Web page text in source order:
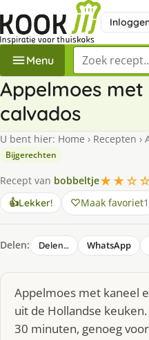
Menu Zoek een recept
Appelmoes
calvados
U bent hier: Home › Recepten ›
Bijgerechten
Recept van bobbeltje
👍Lekker! Maak favoriet1
Delen: Delen… WhatsApp
Appelmoes met kaneel
uit de Hollandse
30 minuten, genoeg